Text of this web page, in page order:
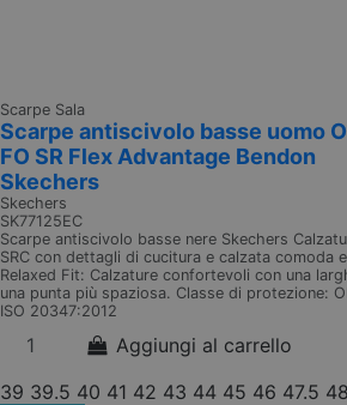
Scarpe Sala
Scarpe antiscivolo basse uomo
FO SR Flex Advantage Bendon
Skechers
Skechers
SK77125EC
Scarpe antiscivolo basse nere Skechers
SRC con dettagli di cucitura e calzata comoda
Relaxed Fit: Calzature confortevoli con una
una punta più spaziosa. Classe di protezione:
ISO 20347:2012
Aggiungi al carrello
39 39.5 40 41 42 43 44 45 46 47.5